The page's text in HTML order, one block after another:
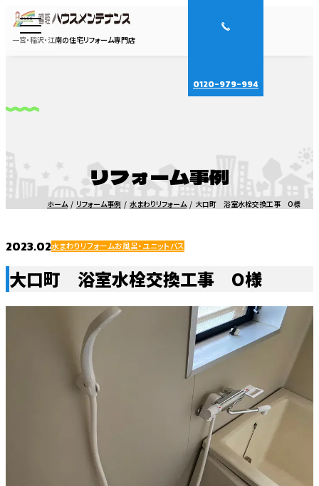
一宮・稲沢・江南の住宅リフォーム専門店
0120-979-994
リフォーム事例
ホーム リフォーム事例 水まわりリフォーム 大口町 浴室水栓交換工事 O様
2023.02水まわりリフォームお風呂・ユニットバス
大口町 浴室水栓交換工事 O様